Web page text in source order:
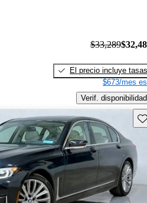
$33,289
El precio incluye tasas
$673/mes
Verif. disponibilidad